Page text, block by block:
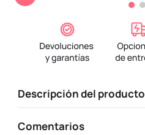
Descripción del producto
Comentarios
6.
toy story
termos
10. llaveros